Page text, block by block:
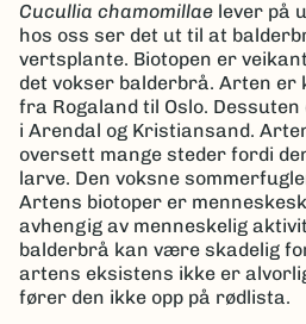
Cucullia chamomillae lever på
hos oss ser det ut til at
vertsplante. Biotopen er
det vokser balderbrå. Arten
fra Rogaland til Oslo.
i Arendal og Kristiansand.
oversett mange steder fordi
larve. Den voksne
Artens biotoper er
avhengig av menneskelig
balderbrå kan være skadelig
artens eksistens ikke er
fører den ikke opp på rødlista.